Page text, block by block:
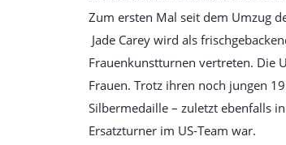
Zum ersten Mal seit dem Umzug
Jade Carey wird als
Frauenkunstturnen vertreten. Die
Frauen. Trotz ihren noch jungen
Silbermedaille – zuletzt ebenfalls
Ersatzturner im US-Team war.